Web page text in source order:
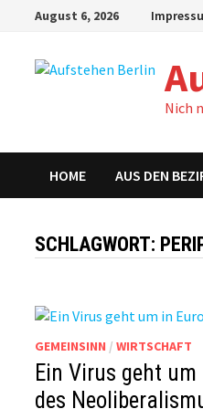
August 6, 2026
Nich
HOME AUS DEN
SCHLAGWORT:
GEMEINSINN /WIRTSCHAFT
Ein Virus geht
des